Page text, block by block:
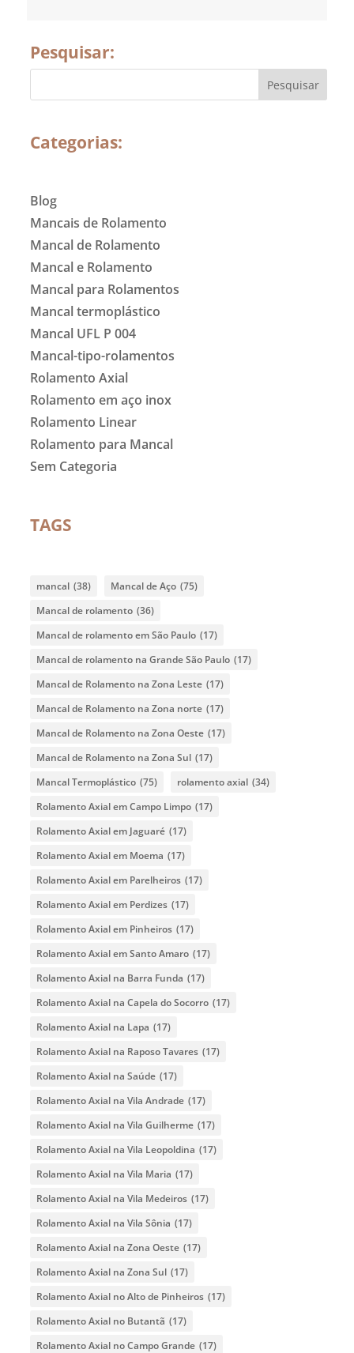
Pesquisar:
Categorias:
Blog
Mancais de Rolamento
Mancal de Rolamento
Mancal e Rolamento
Mancal para Rolamentos
Mancal termoplástico
Mancal UFL P 004
Mancal-tipo-rolamentos
Rolamento Axial
Rolamento em aço inox
Rolamento Linear
Rolamento para Mancal
Sem Categoria
TAGS
mancal (38) Mancal de Aço (75)
Mancal de rolamento (36)
Mancal de rolamento em São Paulo (17)
Mancal de rolamento na Grande São Paulo (17)
Mancal de Rolamento na Zona Leste (17)
Mancal de Rolamento na Zona norte (17)
Mancal de Rolamento na Zona Oeste (17)
Mancal de Rolamento na Zona Sul (17)
Mancal Termoplástico (75) rolamento axial (34)
Rolamento Axial em Campo Limpo (17)
Rolamento Axial em Jaguaré (17)
Rolamento Axial em Moema (17)
Rolamento Axial em Parelheiros (17)
Rolamento Axial em Perdizes (17)
Rolamento Axial em Pinheiros (17)
Rolamento Axial em Santo Amaro (17)
Rolamento Axial na Barra Funda (17)
Rolamento Axial na Capela do Socorro (17)
Rolamento Axial na Lapa (17)
Rolamento Axial na Raposo Tavares (17)
Rolamento Axial na Saúde (17)
Rolamento Axial na Vila Andrade (17)
Rolamento Axial na Vila Guilherme (17)
Rolamento Axial na Vila Leopoldina (17)
Rolamento Axial na Vila Maria (17)
Rolamento Axial na Vila Medeiros (17)
Rolamento Axial na Vila Sônia (17)
Rolamento Axial na Zona Oeste (17)
Rolamento Axial na Zona Sul (17)
Rolamento Axial no Alto de Pinheiros (17)
Rolamento Axial no Butantã (17)
Rolamento Axial no Campo Grande (17)